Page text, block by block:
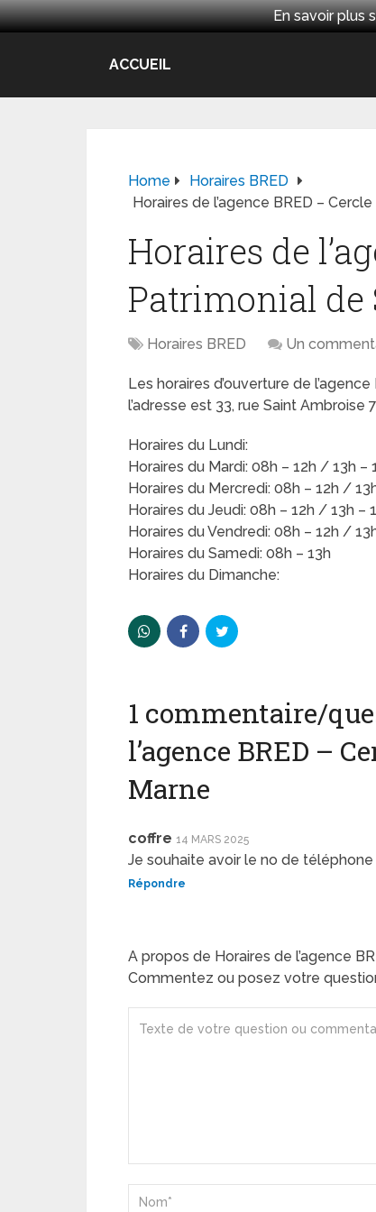
En savoir plus
ACCUEIL
Home
Horaires BRED
Horaires de l’agence BRED –
Horaires de
Patrimonial de
Horaires BRED Un
Les horaires d’ouverture de
l’adresse est 33, rue Saint
Horaires du Lundi:
Horaires du Mardi: 08h – 12h / 13h –
Horaires du Mercredi: 08h – 12h /
Horaires du Jeudi: 08h – 12h / 13h –
Horaires du Vendredi: 08h – 12h /
Horaires du Samedi: 08h – 13h
Horaires du Dimanche:
1 commentaire/
l’agence BRED –
Marne
coffre 14 MARS 2025
Je souhaite avoir le no de
Répondre
A propos de Horaires de l’agence
Commentez ou posez votre